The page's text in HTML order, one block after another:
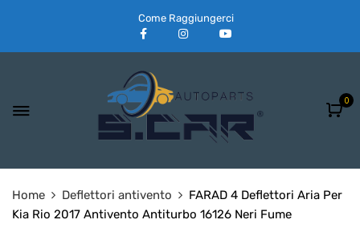
Come Raggiungerci
0
Home Deflettori antivento
FARAD 4 Deflettori Aria Per
Kia Rio 2017 Antivento Antiturbo 16126 Neri Fume